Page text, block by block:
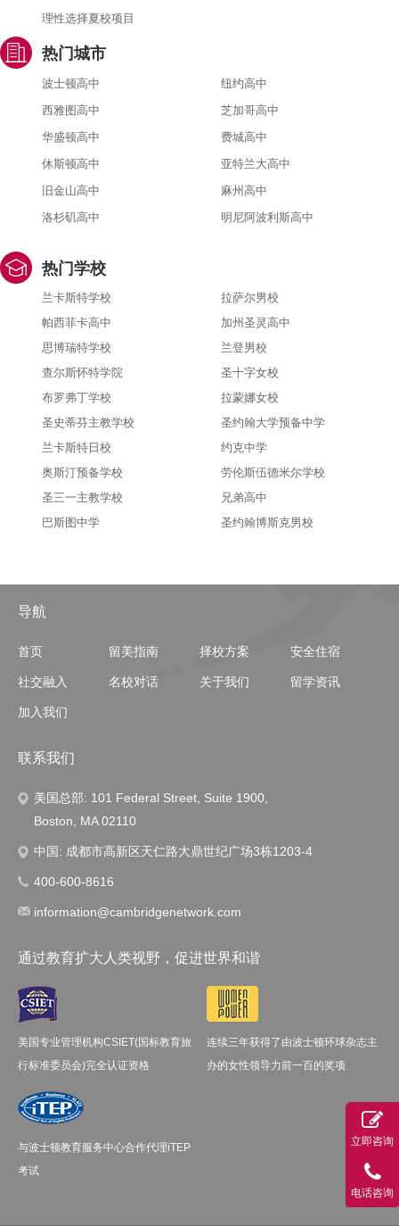
理性选择夏校项目
热门城市
波士顿高中
纽约高中
西雅图高中
芝加哥高中
华盛顿高中
费城高中
休斯顿高中
亚特兰大高中
旧金山高中
麻州高中
洛杉矶高中
明尼阿波利斯高中
热门学校
兰卡斯特学校
拉萨尔男校
帕西菲卡高中
加州圣灵高中
思博瑞特学校
兰登男校
查尔斯怀特学院
圣十字女校
布罗弗丁学校
拉蒙娜女校
圣史蒂芬主教学校
圣约翰大学预备中学
兰卡斯特日校
约克中学
奥斯汀预备学校
劳伦斯伍德米尔学校
圣三一主教学校
兄弟高中
巴斯图中学
圣约翰博斯克男校
导航
首页 留美指南 择校方案 安全住宿
社交融入 名校对话 关于我们 留学资讯
加入我们
联系我们
美国总部: 101 Federal Street, Suite 1900,
Boston, MA 02110
中国: 成都市高新区天仁路大鼎世纪广场3栋1203-4
400-600-8616
information@cambridgenetwork.com
通过教育扩大人类视野，促进世界和谐
美国专业管理机构CSIET(国标教育旅
行标准委员会)完全认证资格
连续三年获得了由波士顿环球杂志主
办的女性领导力前一百的奖项
与波士顿教育服务中心合作代理iTEP
考试
立即咨询
电话咨询